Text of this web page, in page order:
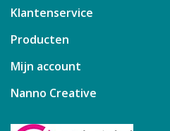
Klantenservice
Producten
Mijn account
Nanno Creative